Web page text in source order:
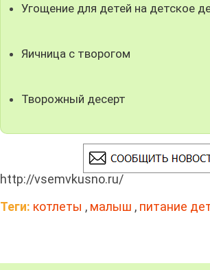
Угощение для детей на детское
Яичница с творогом
Творожный десерт
http://vsemvkusno.ru/
Теги: котлеты , малыш , питание